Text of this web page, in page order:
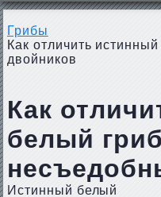
Грибы
Как отличить
двойников
Как
белый
Истинный белый